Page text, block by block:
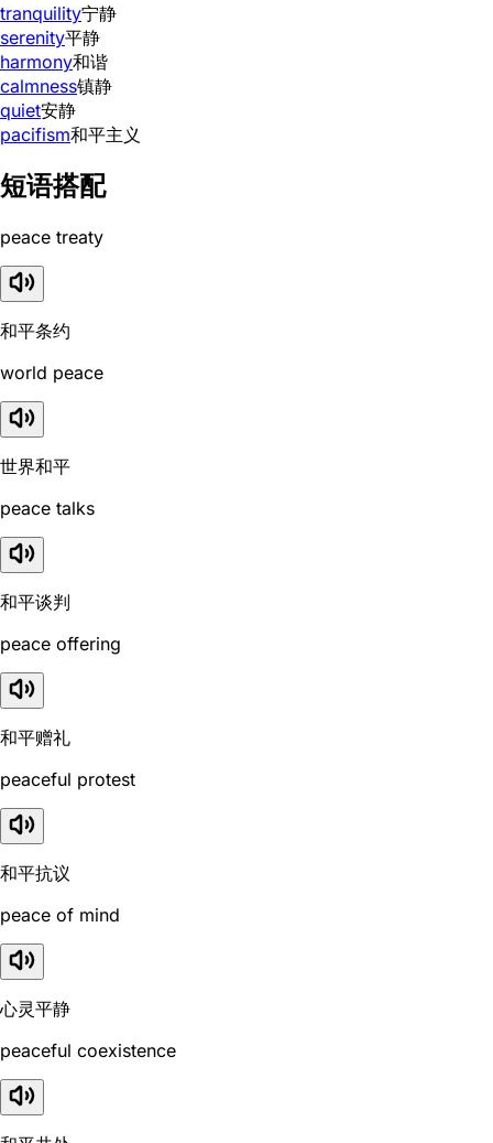
tranquility宁静
serenity平静
harmony和谐
calmness镇静
quiet安静
pacifism和平主义
短语搭配
peace treaty
和平条约
world peace
世界和平
peace talks
和平谈判
peace offering
和平赠礼
peaceful protest
和平抗议
peace of mind
心灵平静
peaceful coexistence